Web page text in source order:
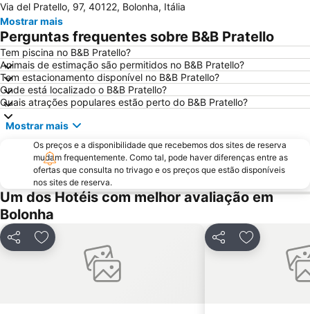
MAMbo Museo d'Arte Moderna di Bologna
Fontana del Nettuno
Santuario della Madonna di San Luca
Basílica de São Petrônio
Fiera di Santa Lucia
Book in Modena
Castello Estense
San Donato
Pilastro
San Giminiano's festival
Via del Pratello, 97, 40122, Bolonha, Itália
Mostrar mais
Perguntas frequentes sobre B&B Pratello
Tem piscina no B&B Pratello?
Animais de estimação são permitidos no B&B Pratello?
Tem estacionamento disponível no B&B Pratello?
Onde está localizado o B&B Pratello?
Quais atrações populares estão perto do B&B Pratello?
Mostrar mais
Os preços e a disponibilidade que recebemos dos sites de reserva
mudam frequentemente. Como tal, pode haver diferenças entre as
ofertas que consulta no trivago e os preços que estão disponíveis
nos sites de reserva.
Um dos Hotéis com melhor avaliação em
Bolonha
PartilharAdicionar aos favoritos PartilharAdicionar